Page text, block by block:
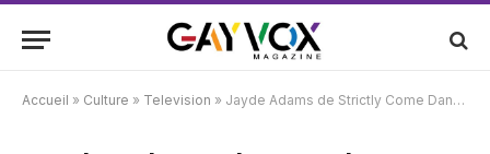
Accueil » Culture » Television » Jayde Adams de Strictly Come Dancing reçoit une ovation debout après sa première performance